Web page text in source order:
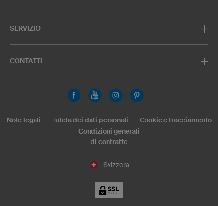
SERVIZIO
CONTATTI
Svizzera
Note legali Tutela dei dati personali
Cookie e tracciamento
Condizioni generali
di contratto